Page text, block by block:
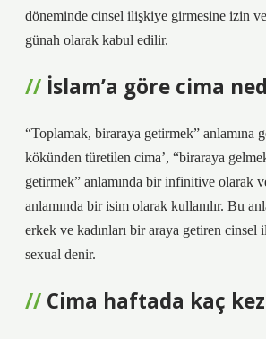
döneminde cinsel ilişkiye girmesine izin
günah olarak kabul edilir.
İslam’a göre cima
“Toplamak, biraraya getirmek” anlamına
kökünden türetilen cima’, “biraraya
getirmek” anlamında bir infinitive olarak
anlamında bir isim olarak kullanılır. Bu
erkek ve kadınları bir araya getiren cinsel
sexual denir.
Cima haftada kaç kez